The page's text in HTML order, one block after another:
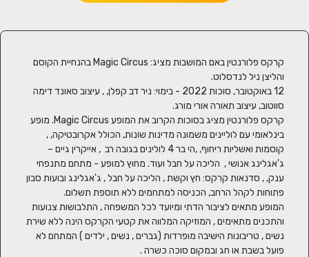
פועל בשבת או חג ובמקום סוכה כשרה .